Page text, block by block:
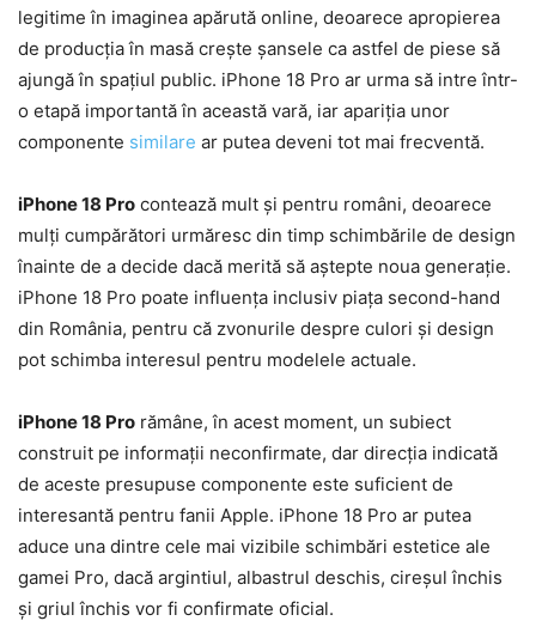
legitime în imaginea apărută online, deoarece apropierea
de producția în masă crește șansele ca astfel de piese să
ajungă în spațiul public. iPhone 18 Pro ar urma să intre într-
o etapă importantă în această vară, iar apariția unor
componente similare ar putea deveni tot mai frecventă.
iPhone 18 Pro contează mult și pentru români, deoarece
mulți cumpărători urmăresc din timp schimbările de design
înainte de a decide dacă merită să aștepte noua generație.
iPhone 18 Pro poate influența inclusiv piața second-hand
din România, pentru că zvonurile despre culori și design
pot schimba interesul pentru modelele actuale.
iPhone 18 Pro rămâne, în acest moment, un subiect
construit pe informații neconfirmate, dar direcția indicată
de aceste presupuse componente este suficient de
interesantă pentru fanii Apple. iPhone 18 Pro ar putea
aduce una dintre cele mai vizibile schimbări estetice ale
gamei Pro, dacă argintiul, albastrul deschis, cireșul închis
și griul închis vor fi confirmate oficial.